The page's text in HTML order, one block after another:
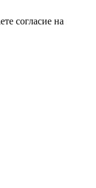
согласие на